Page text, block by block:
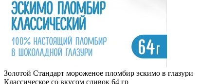
Золотой Стандарт мороженое пломбир эскимо в глазури
Классическое со вкусом сливок 64 гр